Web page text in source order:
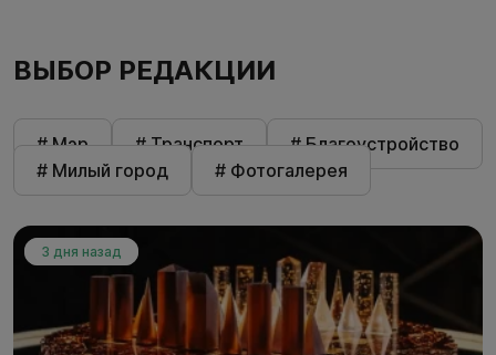
ВЫБОР РЕДАКЦИИ
# Мэр # Транспорт
# Благоустройство
# Милый город
# Фотогалерея
3 дня назад